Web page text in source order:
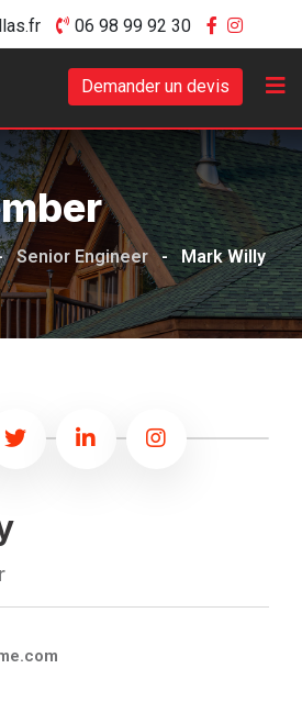
06 98 99 92 30
Demander un devis
Senior Engineer - Mark Willy